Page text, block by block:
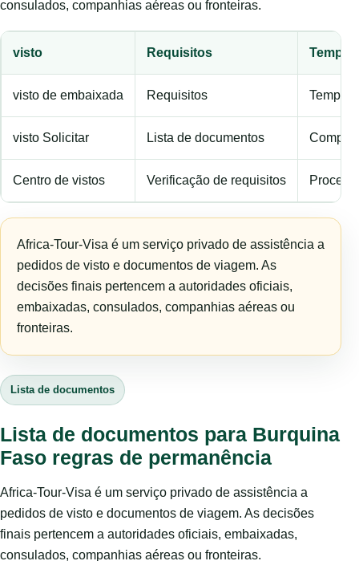
consulados, companhias aéreas ou fronteiras.
visto Requisitos Tempo
visto de embaixada Requisitos Tempo
visto Solicitar Lista de documentos
Centro de vistos Verificação de requisitos
Africa-Tour-Visa é um serviço privado de assistência a
pedidos de visto e documentos de viagem. As
decisões finais pertencem a autoridades oficiais,
embaixadas, consulados, companhias aéreas ou
fronteiras.
Lista de documentos
Lista de documentos para Burquina
Faso regras de permanência
Africa-Tour-Visa é um serviço privado de assistência a
pedidos de visto e documentos de viagem. As decisões
finais pertencem a autoridades oficiais, embaixadas,
consulados, companhias aéreas ou fronteiras.